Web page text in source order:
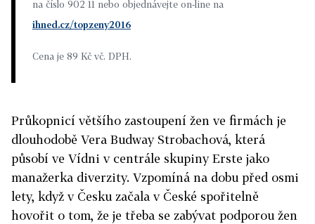
na číslo 902 11 nebo objednávejte on-line na
ihned.cz/topzeny2016
Cena je 89 Kč vč. DPH.
Průkopnicí většího zastoupení žen ve firmách je
dlouhodobě Vera Budway Strobachová, která
působí ve Vídni v centrále skupiny Erste jako
manažerka diverzity. Vzpomíná na dobu před osmi
lety, když v Česku začala v České spořitelně
hovořit o tom, že je třeba se zabývat podporou žen